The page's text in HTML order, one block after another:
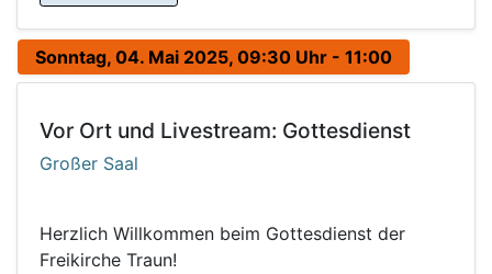
Sonntag, 04. Mai 2025, 09:30 Uhr - 11:00
Vor Ort und Livestream: Gottesdienst
Großer Saal
Herzlich Willkommen beim Gottesdienst der
Freikirche Traun!